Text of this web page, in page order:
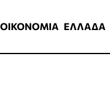
ΟΙΚΟΝΟΜΙΑ ΕΛΛΑΔΑ